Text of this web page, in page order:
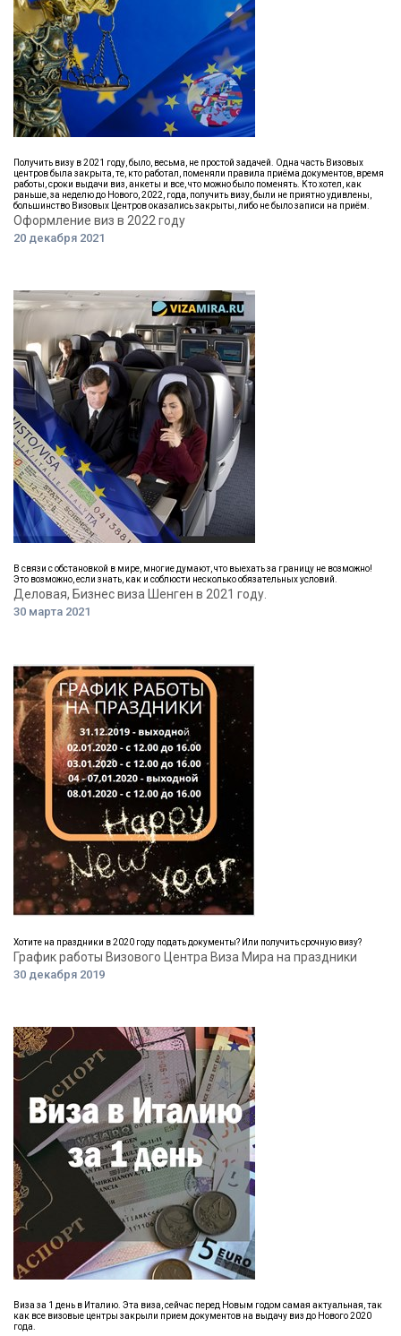
Получить визу в 2021 году, было, весьма, не простой задачей. Одна часть Визовых
центров была закрыта, те, кто работал, поменяли правила приёма документов, время
работы, сроки выдачи виз, анкеты и все, что можно было поменять. Кто хотел, как
раньше, за неделю до Нового, 2022, года, получить визу, были не приятно удивлены,
большинство Визовых Центров оказались закрыты, либо не было записи на приём.
Оформление виз в 2022 году
20 декабря 2021
В связи с обстановкой в мире, многие думают, что выехать за границу не возможно!
Это возможно, если знать, как и соблюсти несколько обязательных условий.
Деловая, Бизнес виза Шенген в 2021 году.
30 марта 2021
Хотите на праздники в 2020 году подать документы? Или получить срочную визу?
График работы Визового Центра Виза Мира на праздники
30 декабря 2019
Виза за 1 день в Италию. Эта виза, сейчас перед Новым годом самая актуальная, так
как все визовые центры закрыли прием документов на выдачу виз до Нового 2020
года.